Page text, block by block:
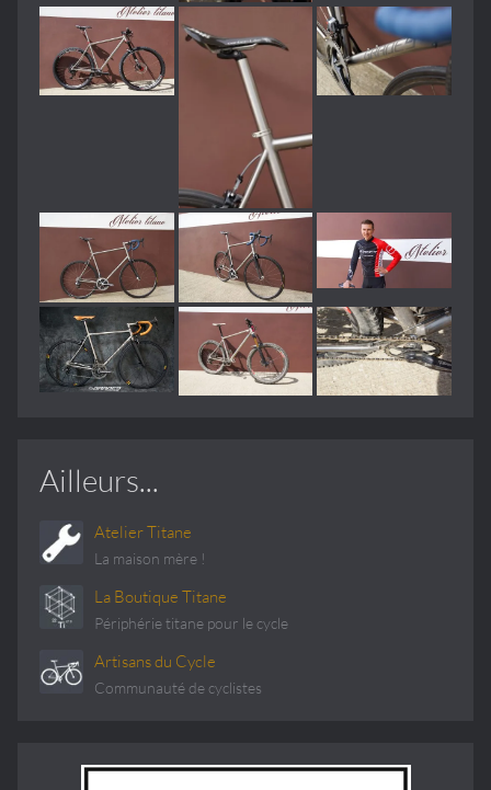
Ailleurs...
Atelier Titane
La maison mère !
La Boutique Titane
Périphérie titane pour le cycle
Artisans du Cycle
Communauté de cyclistes